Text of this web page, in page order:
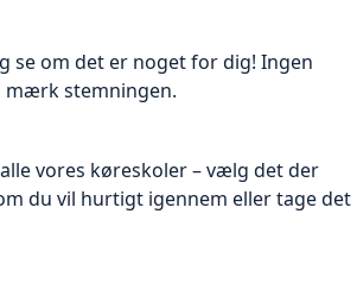
se om det er noget for dig! Ingen
mærk stemningen.
vores køreskoler – vælg det der
du vil hurtigt igennem eller tage det